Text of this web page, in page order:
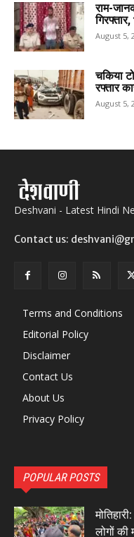
राम-
August 5,
चकिया
रफ्तार
August 5,
Deshvani - Latest Hindi
Contact us:
Terms and Conditions
Editorial Policy
Disclaimer
Contact Us
About Us
Privacy Policy
POPULAR POSTS
लोगों की